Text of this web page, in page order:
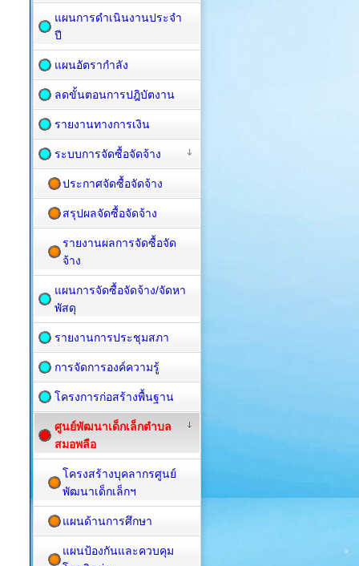
แผนการดำเนินงานประจำ
ปี
แผนอัตรากำลัง
ลดขั้นตอนการปฎิบัตงาน
รายงานทางการเงิน
ระบบการจัดซื้อจัดจ้าง
ประกาศจัดซื้อจัดจ้าง
สรุปผลจัดซื้อจัดจ้าง
รายงานผลการจัดซื้อจัด
จ้าง
แผนการจัดซื้อ​จัดจ้าง/จัดหา
พัสดุ
รายงานการประชุมสภา
การจัดการองค์ความรู้
โครงการก่อสร้างพื้นฐาน
ศูนย์พัฒนาเด็กเล็กตำบล
สมอพลือ
โครงสร้างบุคลากรศูนย์
พัฒนาเด็กเล็กฯ
แผนด้านการศึกษา
แผนป้องกันและควบคุม